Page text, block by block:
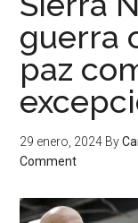
guerra
paz
29 enero, 2024 By
Comment